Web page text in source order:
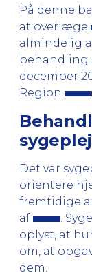
På denne
at overlæge
almindelig
behandling
december
Region
Det var
orientere
fremtidige
af
.
oplyst, at
om, at
dem.